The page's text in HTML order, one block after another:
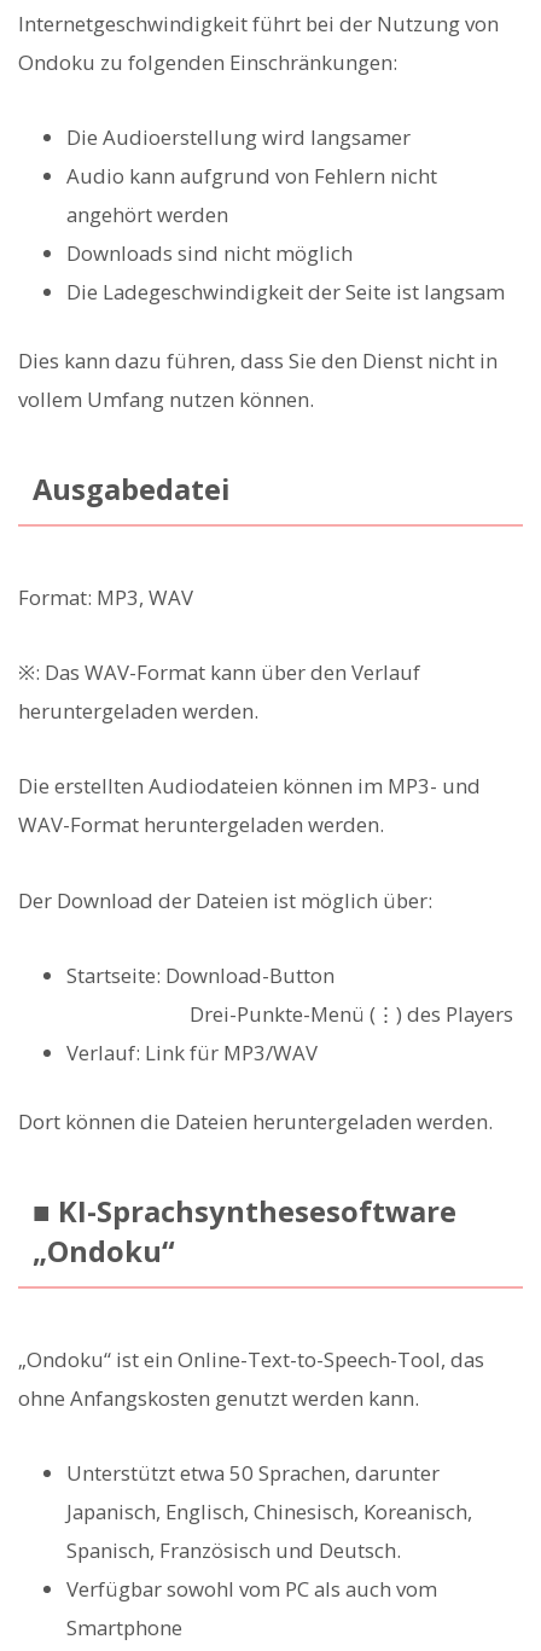
Internetgeschwindigkeit führt bei der Nutzung von
Ondoku zu folgenden Einschränkungen:
Die Audioerstellung wird langsamer
Audio kann aufgrund von Fehlern nicht
angehört werden
Downloads sind nicht möglich
Die Ladegeschwindigkeit der Seite ist langsam
Dies kann dazu führen, dass Sie den Dienst nicht in
vollem Umfang nutzen können.
Ausgabedatei
Format: MP3, WAV
※: Das WAV-Format kann über den Verlauf
heruntergeladen werden.
Die erstellten Audiodateien können im MP3- und
WAV-Format heruntergeladen werden.
Der Download der Dateien ist möglich über:
Startseite: Download-Button
Drei-Punkte-Menü (⋮) des Players
Verlauf: Link für MP3/WAV
Dort können die Dateien heruntergeladen werden.
■ KI-Sprachsynthesesoftware
„Ondoku“
„Ondoku“ ist ein Online-Text-to-Speech-Tool, das
ohne Anfangskosten genutzt werden kann.
Unterstützt etwa 50 Sprachen, darunter
Japanisch, Englisch, Chinesisch, Koreanisch,
Spanisch, Französisch und Deutsch.
Verfügbar sowohl vom PC als auch vom
Smartphone